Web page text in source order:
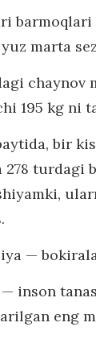
marta
chaynov
195 kg ni
bir
278 turdagi
—
inson
eng